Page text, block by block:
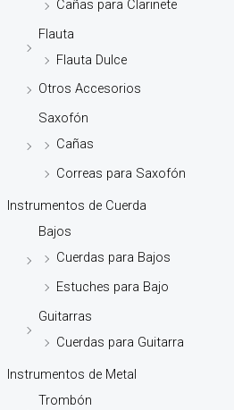
Cañas para Clarinete
Flauta
Flauta Dulce
Otros Accesorios
Saxofón
Cañas
Correas para Saxofón
Instrumentos de Cuerda
Bajos
Cuerdas para Bajos
Estuches para Bajo
Guitarras
Cuerdas para Guitarra
Instrumentos de Metal
Trombón